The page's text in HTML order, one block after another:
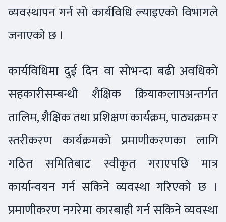
व्यवस्थापन गर्न सो कार्यविधि ल्याइएको विभागले
जनाएको छ ।
कार्यविधिमा दुई दिन वा सोभन्दा बढी अवधिको
सहकारीसम्बन्धी शैक्षिक क्रियाकलापअन्तर्गत
तालिम, शैक्षिक तथा प्रशिक्षण कार्यक्रम, पाठ्यक्रम र
स्तरीकरण कार्यक्रमको प्रमाणीकरणका लागि
गठित समितिबाट स्वीकृत गराएपछि मात्र
कार्यान्वयन गर्न सकिने व्यवस्था गरिएको छ ।
प्रमाणीकरण नगरेमा कारबाही गर्न सकिने व्यवस्था